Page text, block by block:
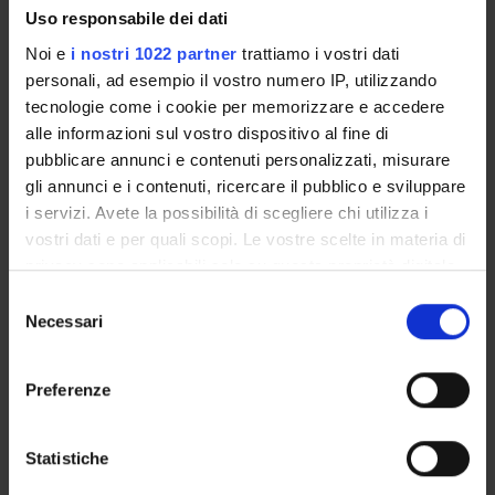
Uso responsabile dei dati
Noi e i nostri 1022 partner trattiamo i vostri dati
personali, ad esempio il vostro numero IP, utilizzando
tecnologie come i cookie per memorizzare e accedere
alle informazioni sul vostro dispositivo al fine di
pubblicare annunci e contenuti personalizzati, misurare
gli annunci e i contenuti, ricercare il pubblico e sviluppare
i servizi. Avete la possibilità di scegliere chi utilizza i
vostri dati e per quali scopi. Le vostre scelte in materia di
privacy sono applicabili solo su questa proprietà digitale
modificare o revocare il proprio consenso in qualsiasi
momento dalla Dichiarazione sui cookie o facendo clic
raccogliere informazioni sulla tua posizione
geografica, con un'approssimazione di qualche
delNecessari
Preferenze
Statistiche
Technical-administrative staff
Marco Antonio Cassatella
Full Professor
Sara Gasperini
Technical-administrative staff
Vincent Le Moigne
Nicola Tamassia
Floriana Zanderigo
General Pathology Section